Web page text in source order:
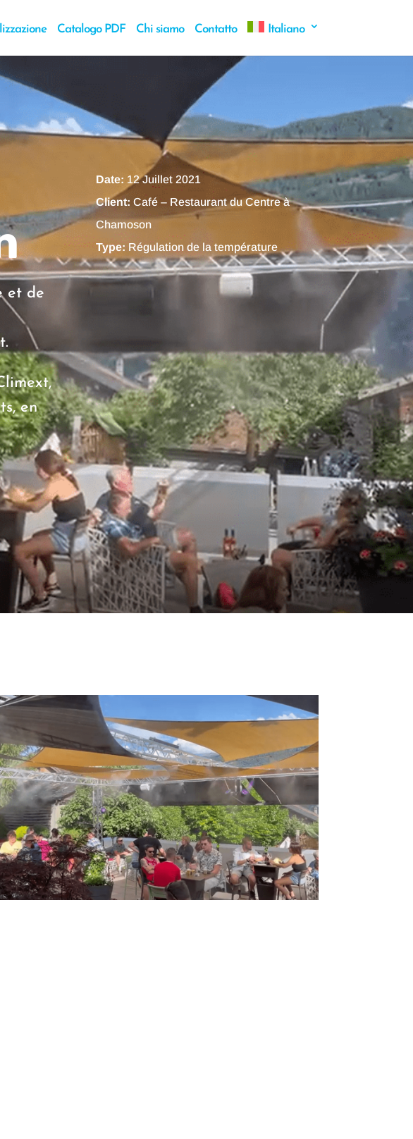
Catalogo PDF Chi siamo Contatto Italiano
et de
en
Date: 12 Juillet 2021
Client: Café – Restaurant du Centre à
Chamoson
Type: Régulation de la température